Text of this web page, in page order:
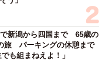
い」などの気持ちか
るからです。そこで活用
（復職支援プログラム）
新潟から四国まで 65歳の
旅 パーキングの休憩まで
も組まねえよ！」